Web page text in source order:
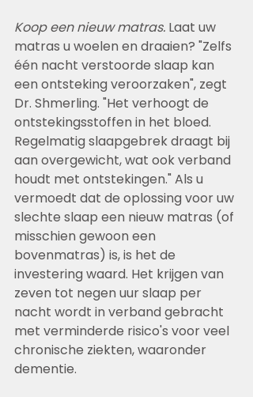
Koop een nieuw matras. Laat uw
matras u woelen en draaien? "Zelfs
één nacht verstoorde slaap kan
een ontsteking veroorzaken", zegt
Dr. Shmerling. "Het verhoogt de
ontstekingsstoffen in het bloed.
Regelmatig slaapgebrek draagt bij
aan overgewicht, wat ook verband
houdt met ontstekingen." Als u
vermoedt dat de oplossing voor uw
slechte slaap een nieuw matras (of
misschien gewoon een
bovenmatras) is, is het de
investering waard. Het krijgen van
zeven tot negen uur slaap per
nacht wordt in verband gebracht
met verminderde risico's voor veel
chronische ziekten, waaronder
dementie.